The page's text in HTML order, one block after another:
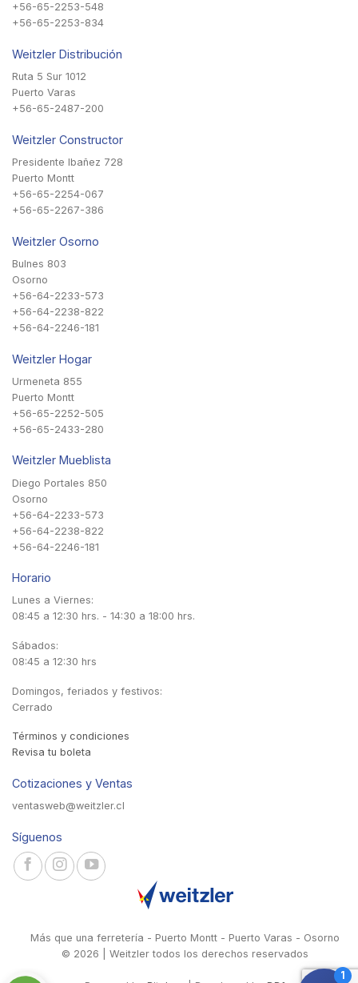
+56-65-2253-548
+56-65-2253-834
Weitzler Distribución
Ruta 5 Sur 1012
Puerto Varas
+56-65-2487-200
Weitzler Constructor
Presidente Ibañez 728
Puerto Montt
+56-65-2254-067
+56-65-2267-386
Weitzler Osorno
Bulnes 803
Osorno
+56-64-2233-573
+56-64-2238-822
+56-64-2246-181
Weitzler Hogar
Urmeneta 855
Puerto Montt
+56-65-2252-505
+56-65-2433-280
Weitzler Mueblista
Diego Portales 850
Osorno
+56-64-2233-573
+56-64-2238-822
+56-64-2246-181
Horario
Lunes a Viernes:
08:45 a 12:30 hrs. - 14:30 a 18:00 hrs.
Sábados:
08:45 a 12:30 hrs
Domingos, feriados y festivos:
Cerrado
Términos y condiciones
Revisa tu boleta
Cotizaciones y Ventas
ventasweb@weitzler.cl
Síguenos
Más que una ferretería - Puerto Montt - Puerto Varas - Osorno
© 2026 | Weitzler todos los derechos reservados